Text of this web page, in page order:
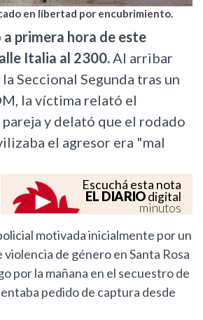
en libertad por encubrimiento.
a primera hora de este
Italia al 2300.Al arribar
Seccional Segunda tras un
la víctima relató el
y delató que el rodado
el agresor era "mal
Escuchá esta nota
EL DIARIOdigital
minutos
motivada inicialmente por un
de género en Santa Rosa
por la mañana en el secuestro de
pedido de captura desde